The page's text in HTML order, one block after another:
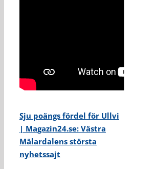
Sju poängs fördel för Ullvi
| Magazin24.se: Västra
Mälardalens största
nyhetssajt